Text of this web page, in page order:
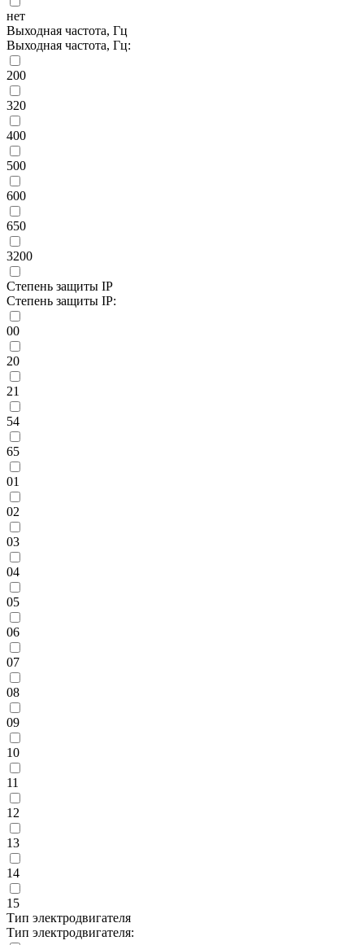
нет
Выходная частота, Гц
Выходная частота, Гц:
200
320
400
500
600
650
3200
Степень защиты IP
Степень защиты IP:
00
20
21
54
65
01
02
03
04
05
06
07
08
09
10
11
12
13
14
15
Тип электродвигателя
Тип электродвигателя: